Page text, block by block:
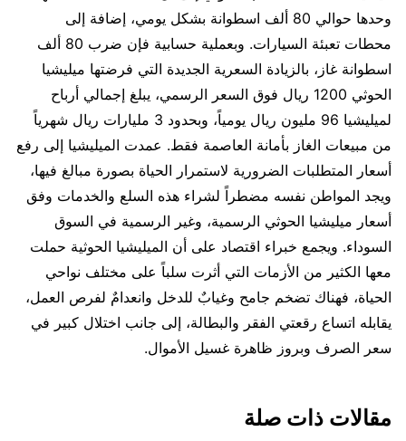
وحدها حوالي 80 ألف اسطوانة بشكل يومي، إضافة إلى
محطات تعبئة السيارات. وبعملية حسابية فإن ضرب 80 ألف
اسطوانة غاز، بالزيادة السعرية الجديدة التي فرضتها ميليشيا
الحوثي 1200 ريال فوق السعر الرسمي، يبلغ إجمالي أرباح
لميليشيا 96 مليون ريال يومياً، وبحدود 3 مليارات ريال شهرياً
من مبيعات الغاز بأمانة العاصمة فقط. عمدت الميليشيا إلى رفع
أسعار المتطلبات الضرورية لاستمرار الحياة بصورة مبالغ فيها،
ويجد المواطن نفسه مضطراً لشراء هذه السلع والخدمات وفق
أسعار ميليشيا الحوثي الرسمية، وغير الرسمية في السوق
السوداء. ويجمع خبراء اقتصاد على أن الميليشيا الحوثية حملت
معها الكثير من الأزمات التي أثرت سلباً على مختلف نواحي
الحياة، فهناك تضخم جامح وغيابٌ للدخل وانعدامٌ لفرص العمل،
يقابله اتساع رقعتي الفقر والبطالة، إلى جانب اختلال كبير في
سعر الصرف وبروز ظاهرة غسيل الأموال.
مقالات ذات صلة